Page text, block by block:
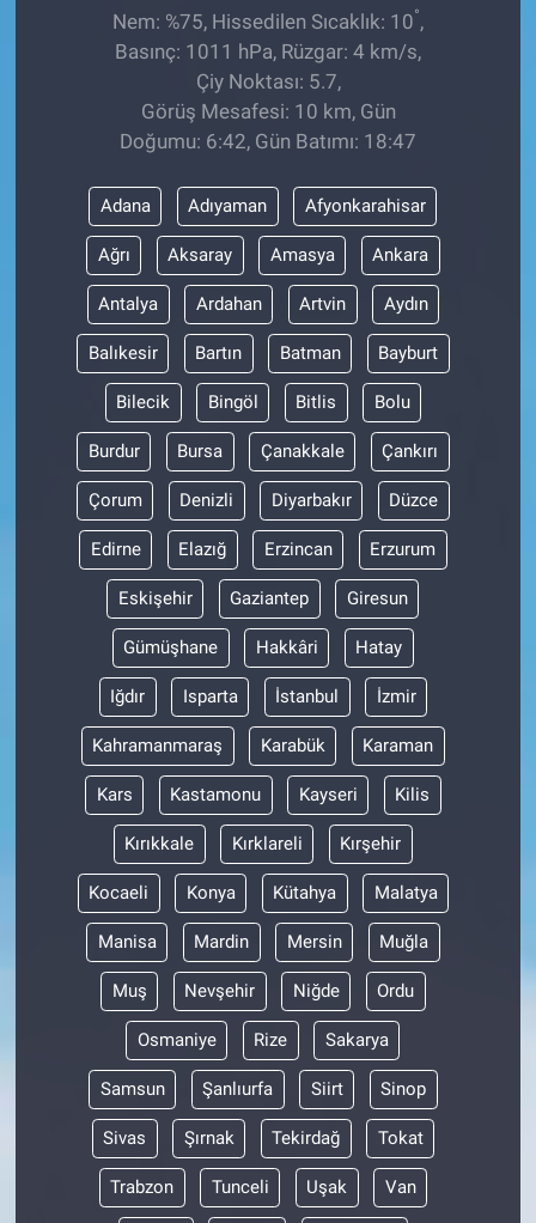
Nem: %75, Hissedilen Sıcaklık: 10°,
Basınç: 1011 hPa, Rüzgar: 4 km/s,
Çiy Noktası: 5.7,
Görüş Mesafesi: 10 km, Gün
Doğumu: 6:42, Gün Batımı: 18:47
Adana Adıyaman Afyonkarahisar
Ağrı Aksaray Amasya Ankara
Antalya Ardahan Artvin Aydın
Balıkesir Bartın Batman Bayburt
Bilecik Bingöl Bitlis Bolu
Burdur Bursa Çanakkale Çankırı
Çorum Denizli Diyarbakır Düzce
Edirne Elazığ Erzincan Erzurum
Eskişehir Gaziantep Giresun
Gümüşhane Hakkâri Hatay
Iğdır Isparta İstanbul İzmir
Kahramanmaraş Karabük Karaman
Kars Kastamonu Kayseri Kilis
Kırıkkale Kırklareli Kırşehir
Kocaeli Konya Kütahya Malatya
Manisa Mardin Mersin Muğla
Muş Nevşehir Niğde Ordu
Osmaniye Rize Sakarya
Samsun Şanlıurfa Siirt Sinop
Sivas Şırnak Tekirdağ Tokat
Trabzon Tunceli Uşak Van